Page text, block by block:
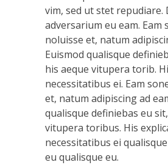
vim, sed ut stet repudiare.
adversarium eu eam. Eam
noluisse et, natum
Euismod qualisque
his aeque vitupera torib.
necessitatibus ei. Eam
et, natum adipiscing ad
qualisque definiebas eu
vitupera toribus. His
necessitatibus ei
eu qualisque eu.